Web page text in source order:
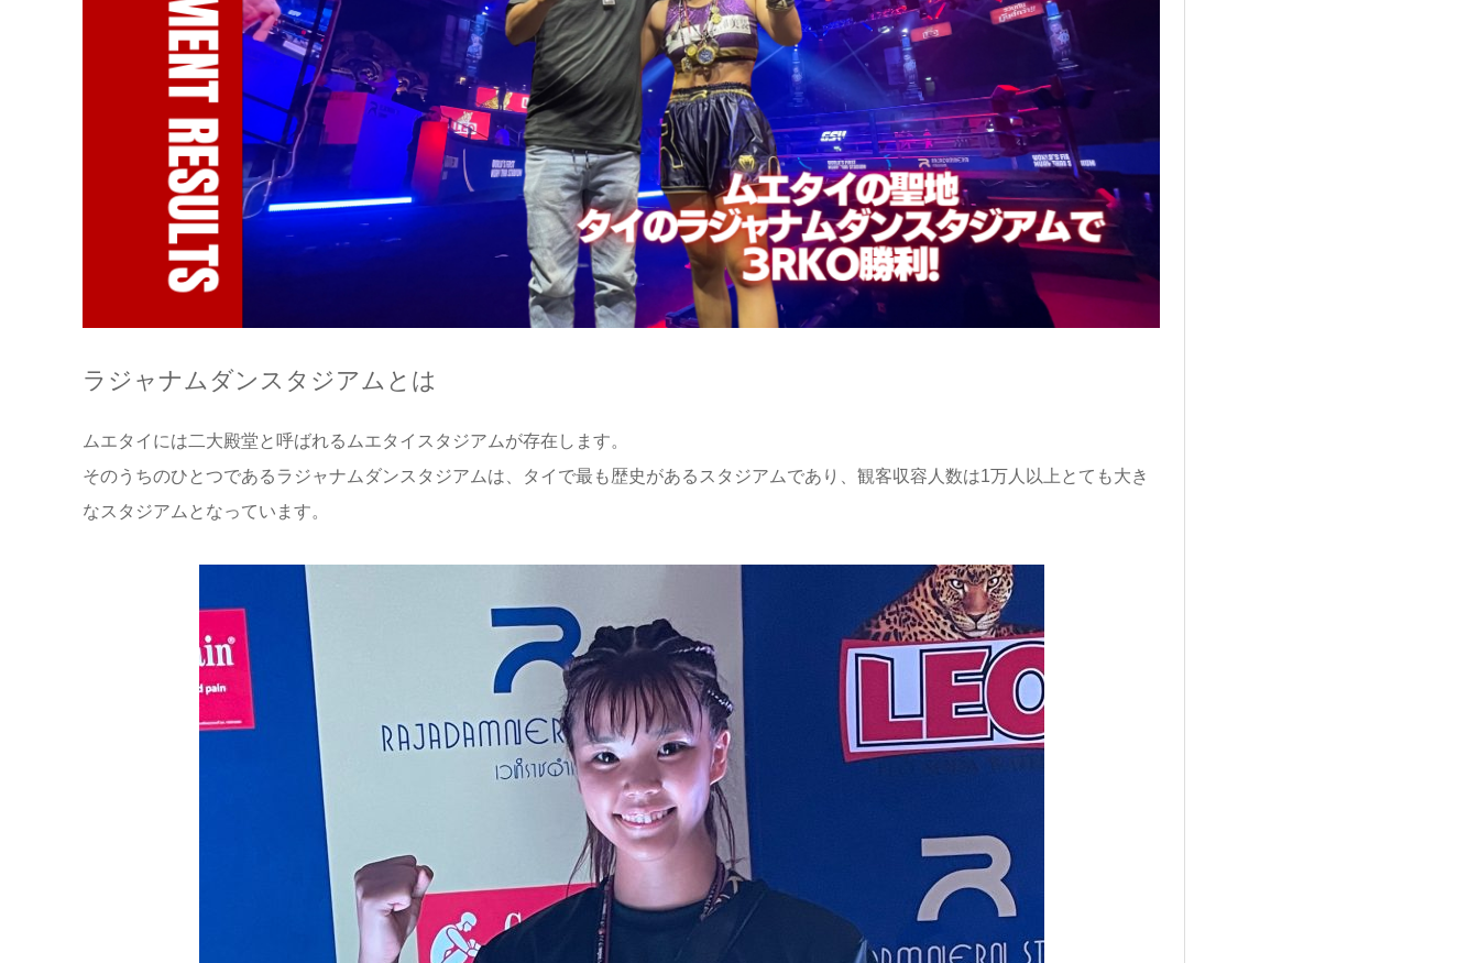
ラジャナムダンスタジアムとは
ムエタイには二大殿堂と呼ばれるムエタイスタジアムが存在します。
そのうちのひとつであるラジャナムダンスタジアムは、タイで最も歴史があるスタジアムであり、観客収容人数は1万人以上とても大き
なスタジアムとなっています。